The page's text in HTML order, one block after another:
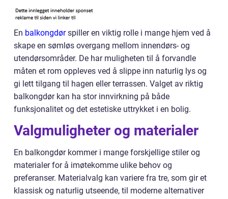
En balkongdørspiller en viktig rolle i mange hjem ved å
skape en sømløs overgang mellom innendørs- og
utendørsområder. De har muligheten til å forvandle
måten et rom oppleves ved å slippe inn naturlig lys og
gi lett tilgang til hagen eller terrassen. Valget av riktig
balkongdør kan ha stor innvirkning på både
funksjonalitet og det estetiske uttrykket i en bolig.
Valgmuligheter og materialer
En balkongdør kommer i mange forskjellige stiler og
materialer for å imøtekomme ulike behov og
preferanser. Materialvalg kan variere fra tre, som gir et
klassisk og naturlig utseende, til moderne alternativer